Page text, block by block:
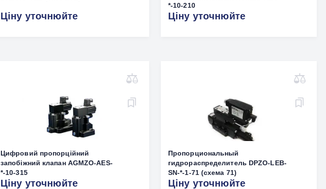
Ціну уточнюйте
*-10-210
Ціну уточнюйте
Цифровий пропорційний
запобіжний клапан AGMZO-AES-
*-10-315
Ціну уточнюйте
Пропорциональный
гидрораспределитель DPZO-LEB-
SN-*-1-71 (схема 71)
Ціну уточнюйте